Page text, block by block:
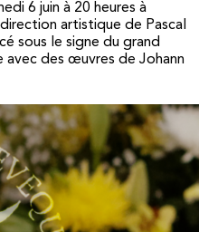
6 juin à 20 heures à
artistique de Pascal
sous le signe du grand
avec des œuvres de Johann